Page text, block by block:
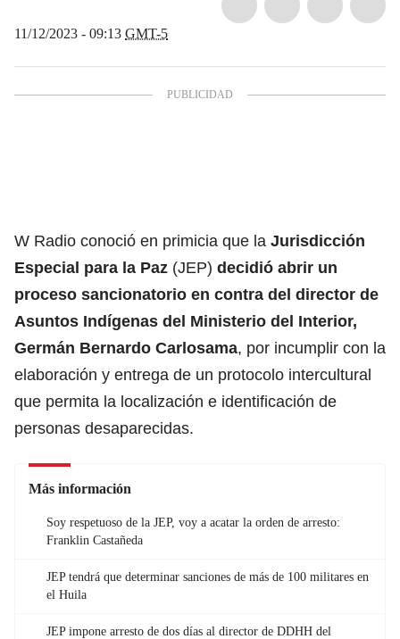
11/12/2023 - 09:13 GMT-5
W Radio conoció en primicia que la Jurisdicción
Especial para la Paz (JEP) decidió abrir un
proceso sancionatorio en contra del director de
Asuntos Indígenas del Ministerio del Interior,
Germán Bernardo Carlosama, por incumplir con la
elaboración y entrega de un protocolo intercultural
que permita la localización e identificación de
personas desaparecidas.
Más información
Soy respetuoso de la JEP, voy a acatar la orden de arresto:
Franklin Castañeda
JEP tendrá que determinar sanciones de más de 100 militares en
el Huila
JEP impone arresto de dos días al director de DDHH del